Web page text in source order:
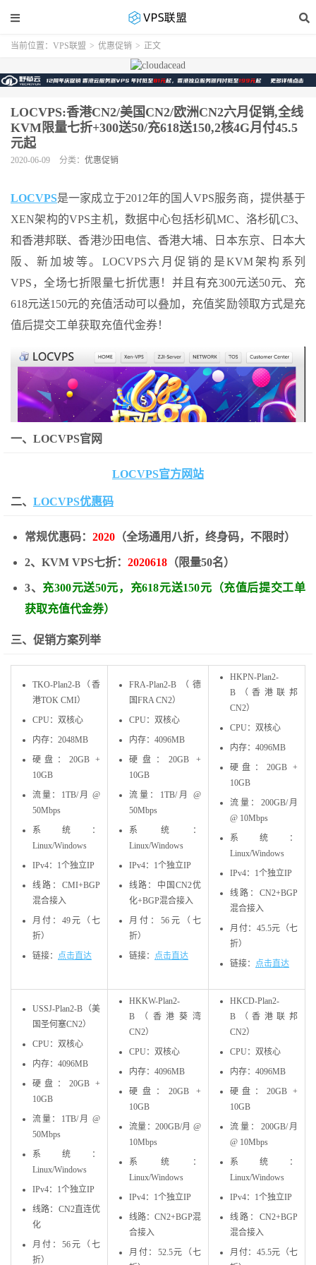
当前位置： VPS联盟 > 优惠促销 > 正文
LOCVPS:香港CN2/美国CN2/欧洲CN2六月促销,全线
KVM限量七折+300送50/充618送150,2核4G月付45.5
元起
2020-06-09 分类： 优惠促销
LOCVPS是一家成立于2012年的国人VPS服务商，提供基于
XEN架构的VPS主机，数据中心包括杉矶MC、洛杉矶C3、
和香港邦联、香港沙田电信、香港大埔、日本东京、日本大
阪、新加坡等。LOCVPS六月促销的是KVM架构系列
VPS，全场七折限量七折优惠！并且有充300元送50元、充
618元送150元的充值活动可以叠加，充值奖励领取方式是充
值后提交工单获取充值代金券！
一、LOCVPS官网
LOCVPS官方网站
二、 LOCVPS优惠码
常规优惠码： 2020 （全场通用八折，终身码，不限时）
2、KVM VPS七折： 2020618 （限量50名）
3、 充300元送50元，充618元送150元（充值后提交工单
获取充值代金券）
三、促销方案列举
TKO-Plan2-B（香
港TOK CMI）
CPU：双核心
内存：2048MB
硬盘：20GB +
10GB
流量：1TB/月 @
50Mbps
系统：
Linux/Windows
IPv4：1个独立IP
线路：CMI+BGP
混合接入
月付：49元（七
折）
链接： 点击直达
FRA-Plan2-B（德
国FRA CN2）
CPU：双核心
内存：4096MB
硬盘：20GB +
10GB
流量：1TB/月 @
50Mbps
系统：
Linux/Windows
IPv4：1个独立IP
线路：中国CN2优
化+BGP混合接入
月付：56元（七
折）
链接： 点击直达
HKPN-Plan2-
B（香港联邦
CN2）
CPU：双核心
内存：4096MB
硬盘：20GB +
10GB
流量：200GB/月
@ 10Mbps
系统：
Linux/Windows
IPv4：1个独立IP
线路：CN2+BGP
混合接入
月付：45.5元（七
折）
链接： 点击直达
USSJ-Plan2-B（美
国圣何塞CN2）
CPU：双核心
内存：4096MB
硬盘：20GB +
10GB
流量：1TB/月 @
50Mbps
系统：
Linux/Windows
IPv4：1个独立IP
线路：CN2直连优
化
月付：56元（七
折）
HKKW-Plan2-
B（香港葵湾
CN2）
CPU：双核心
内存：4096MB
硬盘：20GB +
10GB
流量：200GB/月 @
10Mbps
系统：
Linux/Windows
IPv4：1个独立IP
线路：CN2+BGP混
合接入
月付：52.5元（七
HKCD-Plan2-
B（香港联邦
CN2）
CPU：双核心
内存：4096MB
硬盘：20GB +
10GB
流量：200GB/月
@ 10Mbps
系统：
Linux/Windows
IPv4：1个独立IP
线路：CN2+BGP
混合接入
月付：45.5元（七